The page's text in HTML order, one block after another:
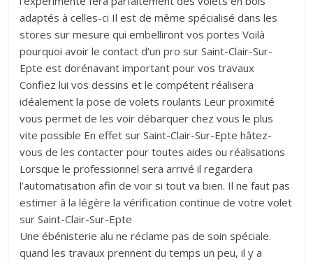
adaptés à celles-ci Il est de même spécialisé dans les
stores sur mesure qui embelliront vos portes Voilà
pourquoi avoir le contact d’un pro sur Saint-Clair-Sur-
Epte est dorénavant important pour vos travaux
Confiez lui vos dessins et le compétent réalisera
idéalement la pose de volets roulants Leur proximité
vous permet de les voir débarquer chez vous le plus
vite possible En effet sur Saint-Clair-Sur-Epte hâtez-
vous de les contacter pour toutes aides ou réalisations
Lorsque le professionnel sera arrivé il regardera
l’automatisation afin de voir si tout va bien. Il ne faut pas
estimer à la légère la vérification continue de votre volet
sur Saint-Clair-Sur-Epte
Une ébénisterie alu ne réclame pas de soin spéciale.
quand les travaux prennent du temps un peu, il y a